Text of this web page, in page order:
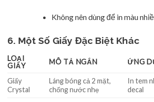
Không nên dùng để in màu
6. Một Số Giấy Đặc Biệt Khác
LOẠI
GIẤY
MÔ TẢ NGẮN ỨNG
Giấy
Crystal
Láng bóng cả 2 mặt,
chống nước nhẹ
In tem
decal